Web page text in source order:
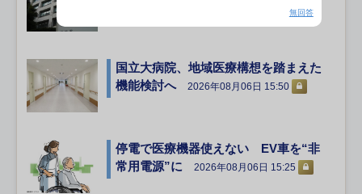
国立大病院、地域医療構想を踏まえた
機能検討へ
2026年08月06日 15:50
停電で医療機器使えない EV車を“非
常用電源”に
2026年08月06日 15:25
無回答